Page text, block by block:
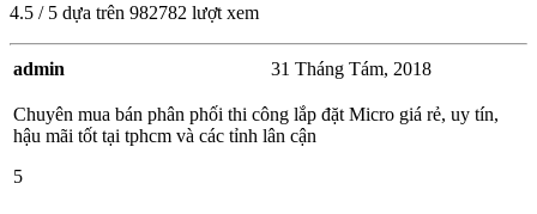
4.5 / 5 dựa trên 982782 lượt xem
admin 31 Tháng Tám, 2018
Chuyên mua bán phân phối thi công lắp đặt Micro giá rẻ, uy tín,
hậu mãi tốt tại tphcm và các tỉnh lân cận
5